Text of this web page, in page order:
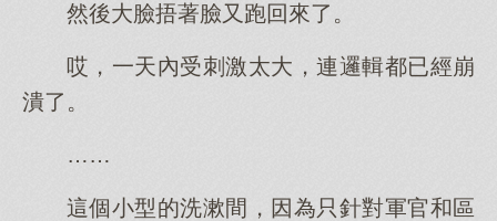
然後大臉捂著臉又跑回來了。
哎，一天內受刺激太大，連邏輯都已經崩
潰了。
……
這個小型的洗漱間，因為只針對軍官和區